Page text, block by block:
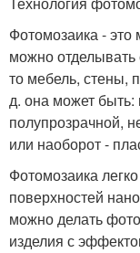
Фотомозаика - это
можно
то мебель, стены,
д. она может быть:
полупрозрачной,
или наоборот -
Фотомозаика
поверхностей
можно делать
изделия с